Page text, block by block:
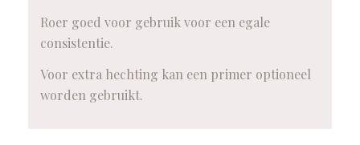
Roer goed voor gebruik voor een egale
consistentie.
Voor extra hechting kan een primer optioneel
worden gebruikt.